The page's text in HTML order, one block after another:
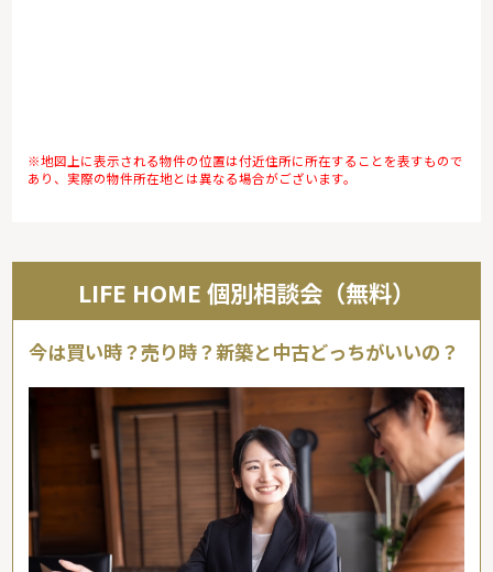
※地図上に表示される物件の位置は付近住所に所在することを表すもので
あり、実際の物件所在地とは異なる場合がございます。
LIFE HOME 個別相談会（無料）
今は買い時？売り時？新築と中古どっちがいいの？